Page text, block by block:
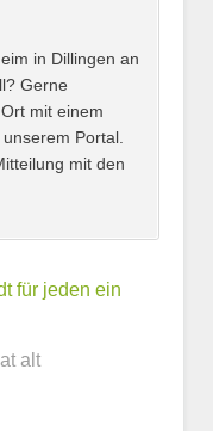
in Dillingen an
Gerne
mit einem
Portal.
mit den
für jeden ein
alt